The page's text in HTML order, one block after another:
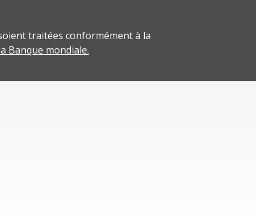
traitées conformément à la
Banque mondiale.